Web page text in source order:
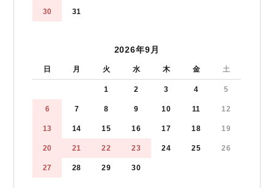
30 31
2026年9月
日 月 火 水 木 金 土
1 2 3 4 5
6 7 8 9 10 11 12
13 14 15 16 17 18 19
20 21 22 23 24 25 26
27 28 29 30